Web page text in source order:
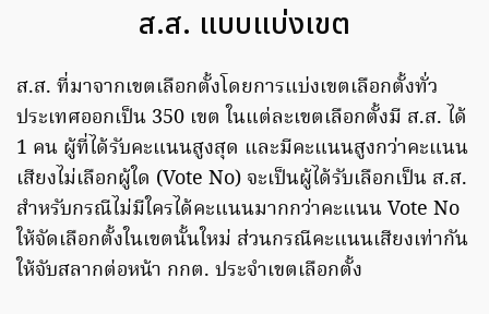
ส.ส. แบบแบ่งเขต
ส.ส. ที่มาจากเขตเลือกตั้งโดยการแบ่งเขตเลือกตั้งทั่ว
ประเทศออกเป็น 350 เขต ในแต่ละเขตเลือกตั้งมี ส.ส. ได้
1 คน ผู้ที่ได้รับคะแนนสูงสุด และมีคะแนนสูงกว่าคะแนน
เสียงไม่เลือกผู้ใด (Vote No) จะเป็นผู้ได้รับเลือกเป็น ส.ส.
สำหรับกรณีไม่มีใครได้คะแนนมากกว่าคะแนน Vote No
ให้จัดเลือกตั้งในเขตนั้นใหม่ ส่วนกรณีคะแนนเสียงเท่ากัน
ให้จับสลากต่อหน้า กกต. ประจำเขตเลือกตั้ง